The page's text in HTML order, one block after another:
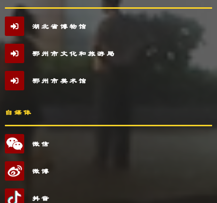
湖北省博物馆
鄂州市文化和旅游局
鄂州市美术馆
自媒体
微信
微博
抖音